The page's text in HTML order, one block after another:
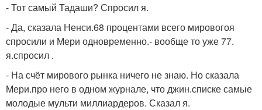
- Тот самый Тадаши? Спросил я.
- Да, сказала Ненси.68 процентами всего мировогоя
спросили и Мери одновременно.- вообще то уже 77.
я.спросил .
- На счёт мирового рынка ничего не знаю. Но сказала
Мери.про него в одном журнале, что джин.списке самые
молодые мульти миллиардеров. Сказал я.